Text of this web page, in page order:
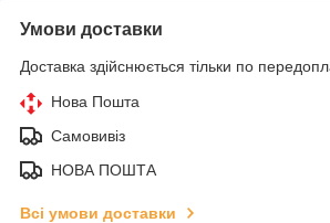
Умови доставки
Доставка здійснюється тільки по
Нова Пошта
Самовивіз
НОВА ПОШТА
Всі умови доставки